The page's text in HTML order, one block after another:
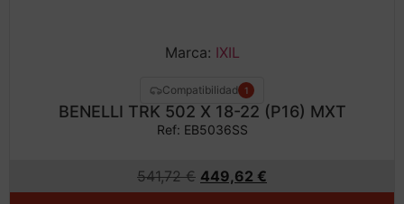
Marca: IXIL
1
BENELLI TRK 502 X 18-22 (P16) MXT
Ref: EB5036SS
541,72 € 449,62 €